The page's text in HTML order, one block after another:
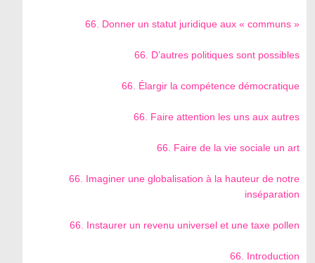
66. Donner un statut juridique aux « communs »
66. D’autres politiques sont possibles
66. Élargir la compétence démocratique
66. Faire attention les uns aux autres
66. Faire de la vie sociale un art
66. Imaginer une globalisation à la hauteur de notre
inséparation
66. Instaurer un revenu universel et une taxe pollen
66. Introduction